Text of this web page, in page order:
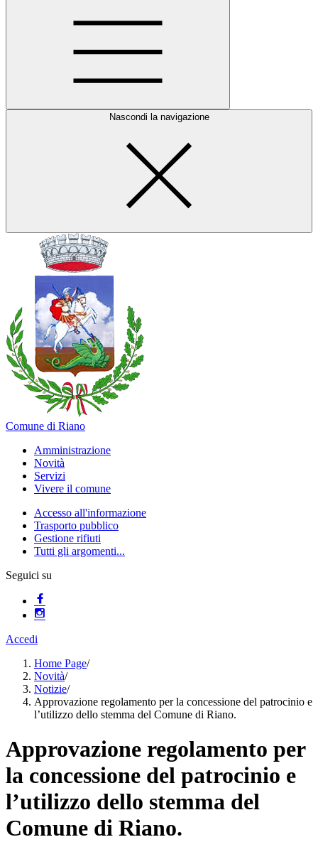
Nascondi la navigazione
Comune di Riano
Amministrazione
Novità
Servizi
Vivere il comune
Accesso all'informazione
Trasporto pubblico
Gestione rifiuti
Tutti gli argomenti...
Seguici su
Accedi
Home Page/
Novità/
Notizie/
Approvazione regolamento per la concessione del patrocinio e
l’utilizzo dello stemma del Comune di Riano.
Approvazione regolamento per
la concessione del patrocinio e
l’utilizzo dello stemma del
Comune di Riano.